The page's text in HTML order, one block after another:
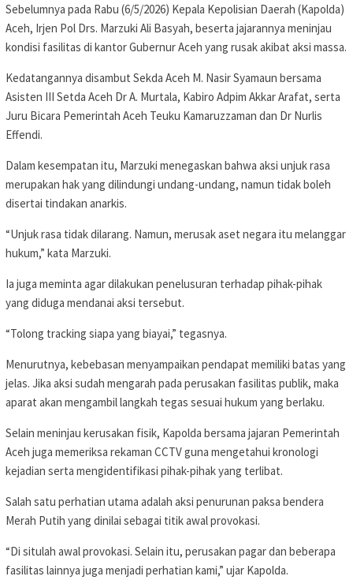
Sebelumnya pada Rabu (6/5/2026) Kepala Kepolisian Daerah (Kapolda)
Aceh, Irjen Pol Drs. Marzuki Ali Basyah, beserta jajarannya meninjau
kondisi fasilitas di kantor Gubernur Aceh yang rusak akibat aksi massa.
Kedatangannya disambut Sekda Aceh M. Nasir Syamaun bersama
Asisten III Setda Aceh Dr A. Murtala, Kabiro Adpim Akkar Arafat, serta
Juru Bicara Pemerintah Aceh Teuku Kamaruzzaman dan Dr Nurlis
Effendi.
Dalam kesempatan itu, Marzuki menegaskan bahwa aksi unjuk rasa
merupakan hak yang dilindungi undang-undang, namun tidak boleh
disertai tindakan anarkis.
“Unjuk rasa tidak dilarang. Namun, merusak aset negara itu melanggar
hukum,” kata Marzuki.
Ia juga meminta agar dilakukan penelusuran terhadap pihak-pihak
yang diduga mendanai aksi tersebut.
“Tolong tracking siapa yang biayai,” tegasnya.
Menurutnya, kebebasan menyampaikan pendapat memiliki batas yang
jelas. Jika aksi sudah mengarah pada perusakan fasilitas publik, maka
aparat akan mengambil langkah tegas sesuai hukum yang berlaku.
Selain meninjau kerusakan fisik, Kapolda bersama jajaran Pemerintah
Aceh juga memeriksa rekaman CCTV guna mengetahui kronologi
kejadian serta mengidentifikasi pihak-pihak yang terlibat.
Salah satu perhatian utama adalah aksi penurunan paksa bendera
Merah Putih yang dinilai sebagai titik awal provokasi.
“Di situlah awal provokasi. Selain itu, perusakan pagar dan beberapa
fasilitas lainnya juga menjadi perhatian kami,” ujar Kapolda.